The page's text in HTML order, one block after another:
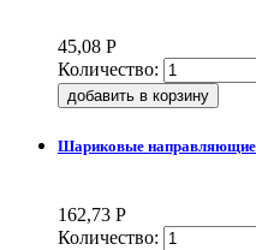
45,08 Р
Количество:
Шариковые направляющие
162,73 Р
Количество: